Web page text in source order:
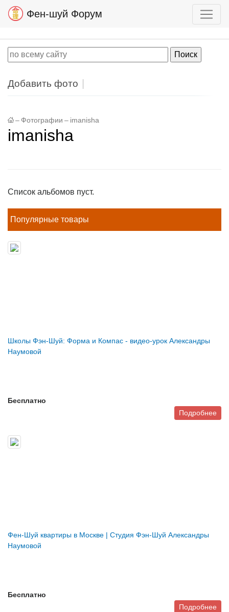
Фен-шуй Форум
Добавить фото
– Фотографии – imanisha
imanisha
Список альбомов пуст.
Популярные товары
Школы Фэн-Шуй: Форма и Компас - видео-урок Александры
Наумовой
Бесплатно
Подробнее
Фен-Шуй квартиры в Москве | Студия Фэн-Шуй Александры
Наумовой
Бесплатно
Подробнее